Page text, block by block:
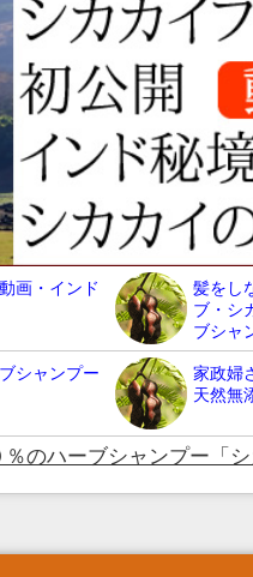
画・インド
髪をし
ブ・シ
ブシャ
シャンプー
家政婦
天然無
のハーブシャンプー「